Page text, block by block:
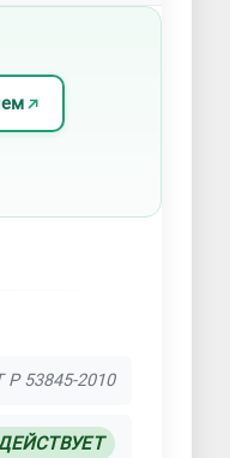
Р 53845-2010